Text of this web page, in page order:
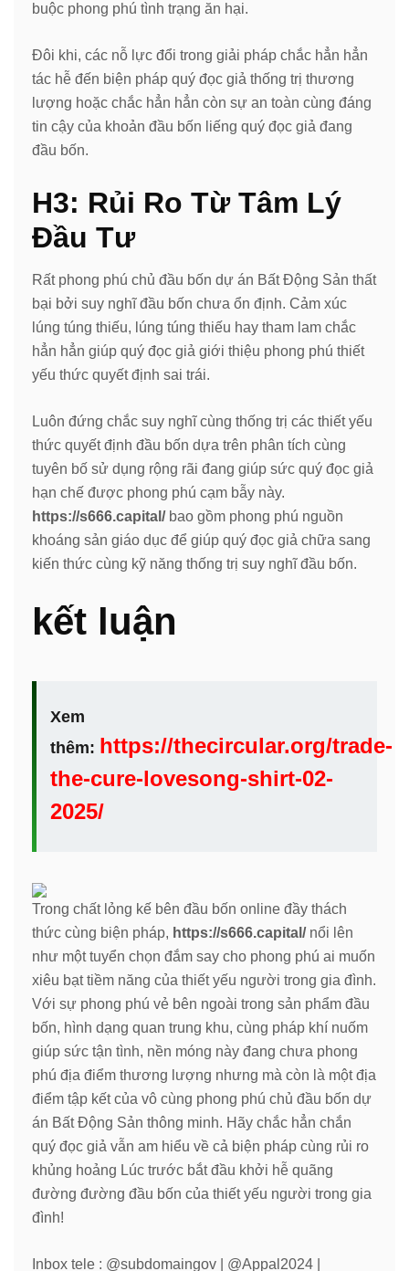
buộc phong phú tình trạng ăn hại.
Đôi khi, các nỗ lực đổi trong giải pháp chắc hẳn hẳn
tác hễ đến biện pháp quý đọc giả thống trị thương
lượng hoặc chắc hẳn hẳn còn sự an toàn cùng đáng
tin cậy của khoản đầu bốn liếng quý đọc giả đang
đầu bốn.
H3: Rủi Ro Từ Tâm Lý
Đầu Tư
Rất phong phú chủ đầu bốn dự án Bất Động Sản thất
bại bởi suy nghĩ đầu bốn chưa ổn định. Cảm xúc
lúng túng thiếu, lúng túng thiếu hay tham lam chắc
hẳn hẳn giúp quý đọc giả giới thiệu phong phú thiết
yếu thức quyết định sai trái.
Luôn đứng chắc suy nghĩ cùng thống trị các thiết yếu
thức quyết định đầu bốn dựa trên phân tích cùng
tuyên bố sử dụng rộng rãi đang giúp sức quý đọc giả
hạn chế được phong phú cạm bẫy này.
https://s666.capital/bao gồm phong phú nguồn
khoáng sản giáo dục để giúp quý đọc giả chữa sang
kiến thức cùng kỹ năng thống trị suy nghĩ đầu bốn.
kết luận
Xem
thêm: https://thecircular.org/trade-
the-cure-lovesong-shirt-02-
2025/
Trong chất lỏng kế bên đầu bốn online đầy thách
thức cùng biện pháp, https://s666.capital/nổi lên
như một tuyển chọn đắm say cho phong phú ai muốn
xiêu bạt tiềm năng của thiết yếu người trong gia đình.
Với sự phong phú vẻ bên ngoài trong sản phẩm đầu
bốn, hình dạng quan trung khu, cùng pháp khí nuốm
giúp sức tận tình, nền móng này đang chưa phong
phú địa điểm thương lượng nhưng mà còn là một địa
điểm tập kết của vô cùng phong phú chủ đầu bốn dự
án Bất Động Sản thông minh. Hãy chắc hẳn chắn
quý đọc giả vẫn am hiểu về cả biện pháp cùng rủi ro
khủng hoảng Lúc trước bắt đầu khởi hễ quãng
đường đường đầu bốn của thiết yếu người trong gia
đình!
Inbox tele : @subdomaingov | @Appal2024 |